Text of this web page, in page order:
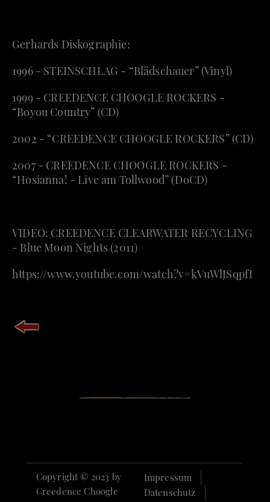
Gerhards Diskographie:
1996 - STEINSCHLAG - “Blädschauer” (Vinyl)
1999 - CREEDENCE CHOOGLE ROCKERS -
“Boyou Country” (CD)
2002 - “CREEDENCE CHOOGLE ROCKERS” (CD)
2007 - CREEDENCE CHOOGLE ROCKERS -
“Hosianna! - Live am Tollwood” (DoCD)
VIDEO: CREEDENCE CLEARWATER RECYCLING
- Blue Moon Nights (2011)
https://www.youtube.com/watch?v=kVuWlJSqpfI
Copyright © 2023 by
Creedence Choogle
Impressum
Datenschutz